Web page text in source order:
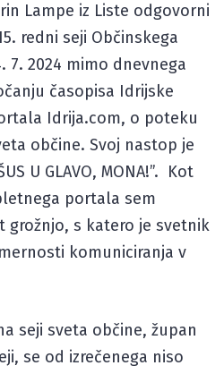
Lampe iz Liste odgovorni
redni seji Občinskega
7. 2024 mimo dnevnega
časopisa Idrijske
Idrija.com, o poteku
občine. Svoj nastop je
U GLAVO, MONA!”. Kot
portala sem
grožnjo, s katero je svetnik
komuniciranja v
seji sveta občine, župan
se od izrečenega niso